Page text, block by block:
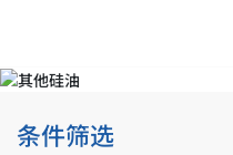
条件筛选